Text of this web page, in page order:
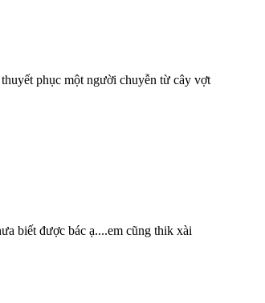
phục một người chuyễn từ cây vợt
biết được bác ạ....em cũng thik xài